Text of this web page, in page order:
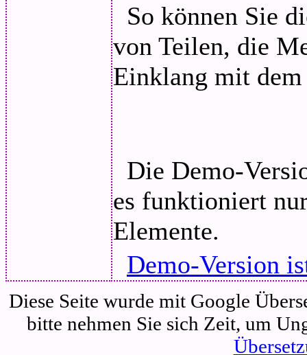
So können Sie
von Teilen, die
Einklang mit
Die Demo-
es funktioniert
Elemente.
Demo-Version
Diese Seite wurde mit Google
bitte nehmen Sie sich Zeit, um